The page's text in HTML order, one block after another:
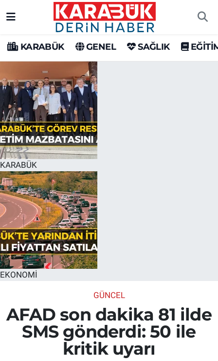
KARABÜK GENEL SAĞLIK
KARABÜK
EKONOMİ
GÜNCEL
AFAD son dakika 81 ilde
SMS gönderdi: 50 ile
kritik uyarı
Karabük Hava Durumu
Karabük Trafik Yoğunluk Haritası
Süper Lig Puan Durumu ve Fikstür
Tüm Manşetler
Son Dakika Haberleri
Haber Arşivi